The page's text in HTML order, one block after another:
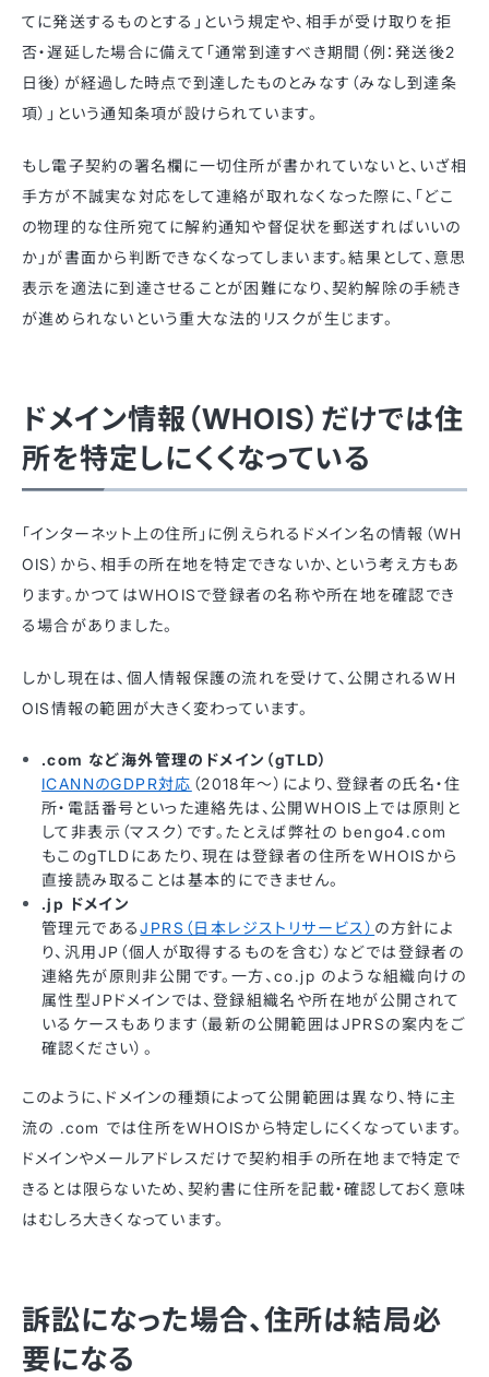
てに発送するものとする」という規定や、相手が受け取りを拒
否・遅延した場合に備えて「通常到達すべき期間（例：発送後2
日後）が経過した時点で到達したものとみなす（みなし到達条
項）」という通知条項が設けられています。
もし電子契約の署名欄に一切住所が書かれていないと、いざ相
手方が不誠実な対応をして連絡が取れなくなった際に、「どこ
の物理的な住所宛てに解約通知や督促状を郵送すればいいの
か」が書面から判断できなくなってしまいます。結果として、意思
表示を適法に到達させることが困難になり、契約解除の手続き
が進められないという重大な法的リスクが生じます。
ドメイン情報（WHOIS）だけでは住
所を特定しにくくなっている
「インターネット上の住所」に例えられるドメイン名の情報（WH
OIS）から、相手の所在地を特定できないか、という考え方もあ
ります。かつてはWHOISで登録者の名称や所在地を確認でき
る場合がありました。
しかし現在は、個人情報保護の流れを受けて、公開されるWH
OIS情報の範囲が大きく変わっています。
.com など海外管理のドメイン（gTLD）
ICANNのGDPR対応 （2018年〜） により、登録者の氏名・住
所・電話番号といった連絡先は、公開WHOIS上では原則と
して非表示（マスク）です。たとえば弊社の bengo4.com
もこのgTLDにあたり、現在は登録者の住所をWHOISから
直接読み取ることは基本的にできません。
.jp ドメイン
管理元であるJPRS（日本レジストリサービス） の方針によ
り、汎用JP（個人が取得するものを含む）などでは登録者の
連絡先が原則非公開です。一方、co.jp のような組織向けの
属性型JPドメインでは、登録組織名や所在地が公開されて
いるケースもあります（最新の公開範囲はJPRSの案内をご
確認ください）。
このように、ドメインの種類によって公開範囲は異なり、特に主
流の .com では住所をWHOISから特定しにくくなっています。
ドメインやメールアドレスだけで契約相手の所在地まで特定で
きるとは限らないため、契約書に住所を記載・確認しておく意味
はむしろ大きくなっています。
訴訟になった場合、住所は結局必
要になる